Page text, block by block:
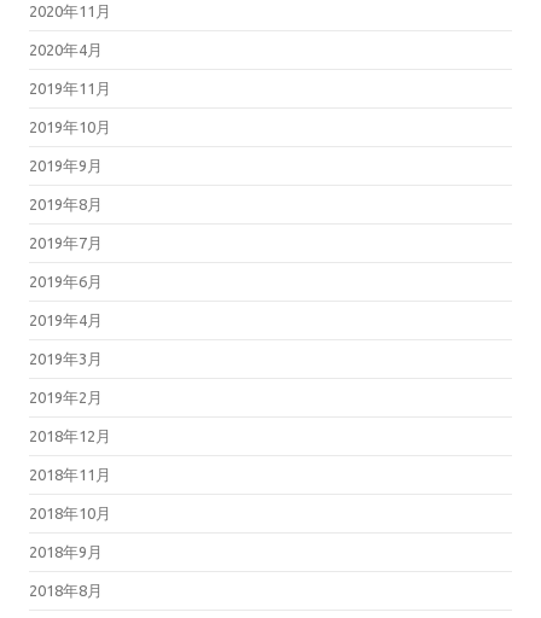
2020年11月
2020年4月
2019年11月
2019年10月
2019年9月
2019年8月
2019年7月
2019年6月
2019年4月
2019年3月
2019年2月
2018年12月
2018年11月
2018年10月
2018年9月
2018年8月